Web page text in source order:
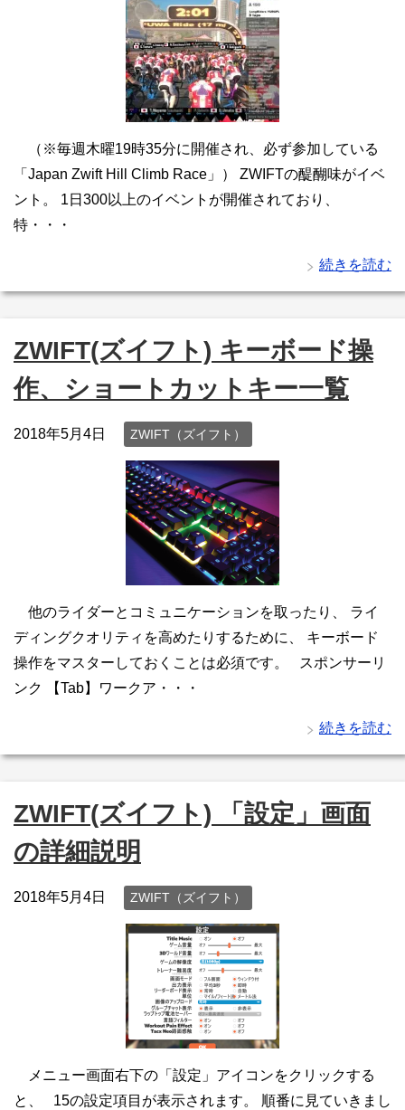
（※毎週木曜19時35分に開催され、必ず参加している
「Japan Zwift Hill Climb Race」） ZWIFTの醍醐味がイベ
ント。 1日300以上のイベントが開催されており、
特・・・
続きを読む
ZWIFT(ズイフト) キーボード操
作、ショートカットキー一覧
2018年5月4日 ZWIFT（ズイフト）
他のライダーとコミュニケーションを取ったり、 ライ
ディングクオリティを高めたりするために、 キーボード
操作をマスターしておくことは必須です。 スポンサーリ
ンク 【Tab】ワークア・・・
続きを読む
ZWIFT(ズイフト) 「設定」画面
の詳細説明
2018年5月4日 ZWIFT（ズイフト）
メニュー画面右下の「設定」アイコンをクリックする
と、 15の設定項目が表示されます。 順番に見ていきまし